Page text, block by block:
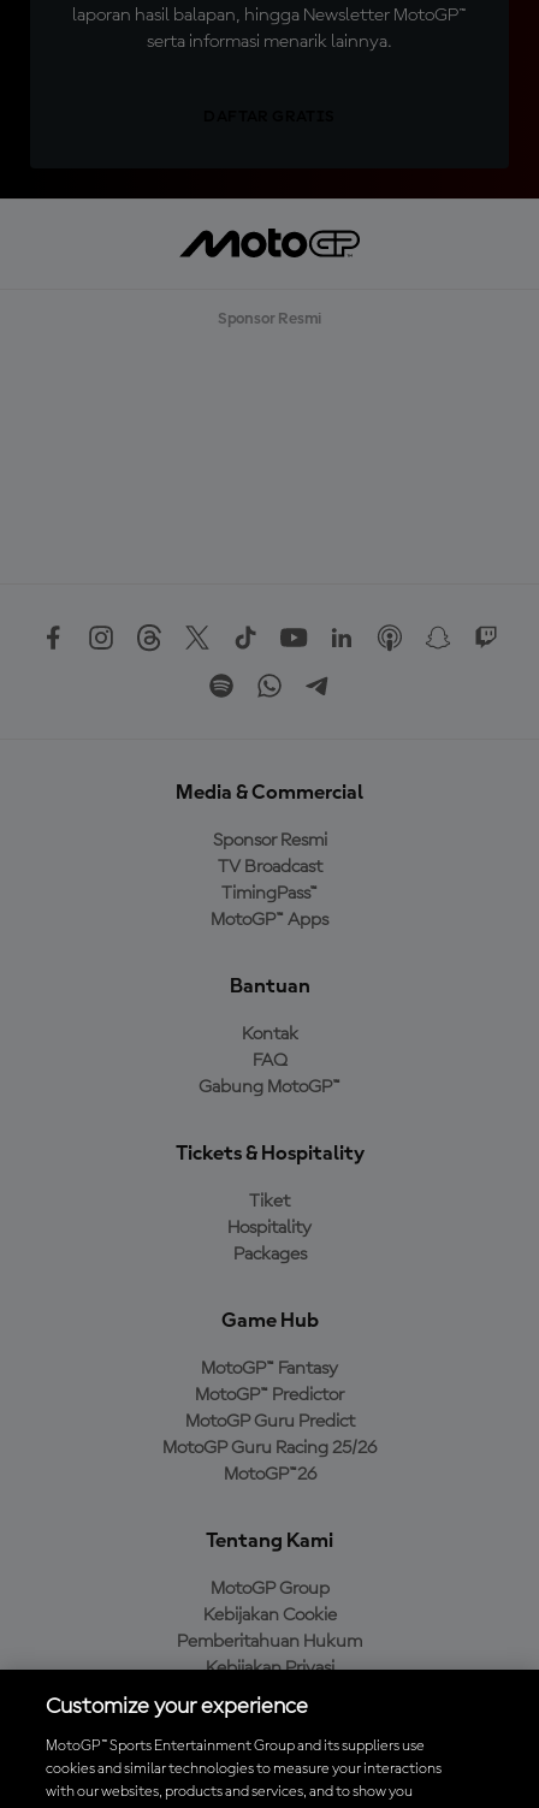
laporan hasil balapan, hingga Newsletter MotoGP™
serta informasi menarik lainnya.
Sponsor Resmi
Media & Commercial
Sponsor Resmi
TV Broadcast
TimingPass™
MotoGP™ Apps
Bantuan
Kontak
FAQ
Gabung MotoGP™
Tickets & Hospitality
Tiket
Hospitality
Packages
Game Hub
MotoGP™ Fantasy
MotoGP™ Predictor
MotoGP Guru Predict
MotoGP Guru Racing 25/26
MotoGP™26
Tentang Kami
MotoGP Group
Kebijakan Cookie
Pemberitahuan Hukum
Kebijakan Privasi
Kebijakan Pembelian
Unduh Aplikasi Resmi MotoGP™
Customize your experience
MotoGP™ Sports Entertainment Group and its suppliers use
cookies and similar technologies to measure your interactions
with our websites, products and services, and to show you